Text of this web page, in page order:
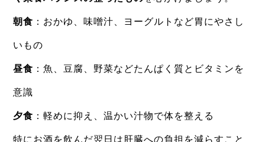
朝食 ：おかゆ、味噌汁、ヨーグルトなど胃にやさし
いもの
昼食 ：魚、豆腐、野菜などたんぱく質とビタミンを
意識
夕食 ：軽めに抑え、温かい汁物で体を整える
特にお酒を飲んだ翌日は肝臓への負担を減らすこと